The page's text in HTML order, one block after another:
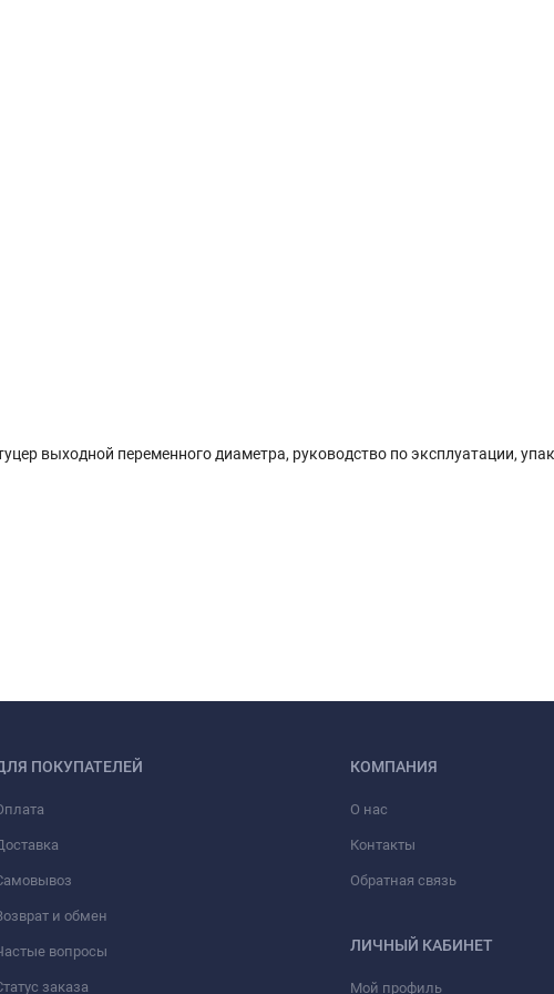
выходной переменного диаметра, руководство по эксплуатации,
ПОКУПАТЕЛЕЙ
и обмен
вопросы
заказа
КОМПАНИЯ
О нас
Контакты
Обратная связь
ЛИЧНЫЙ КАБИНЕТ
Мой профиль